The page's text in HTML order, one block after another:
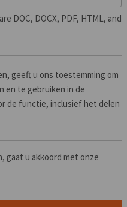
DOC, DOCX, PDF, HTML, and
geeft u ons toestemming om
en te gebruiken in de
de functie, inclusief het delen
gaat u akkoord met onze